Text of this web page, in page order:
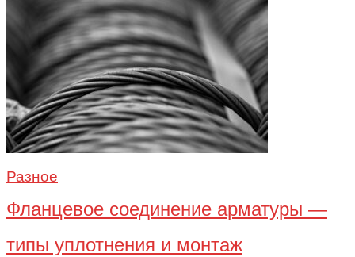
Разное
Фланцевое соединение арматуры —
типы уплотнения и монтаж